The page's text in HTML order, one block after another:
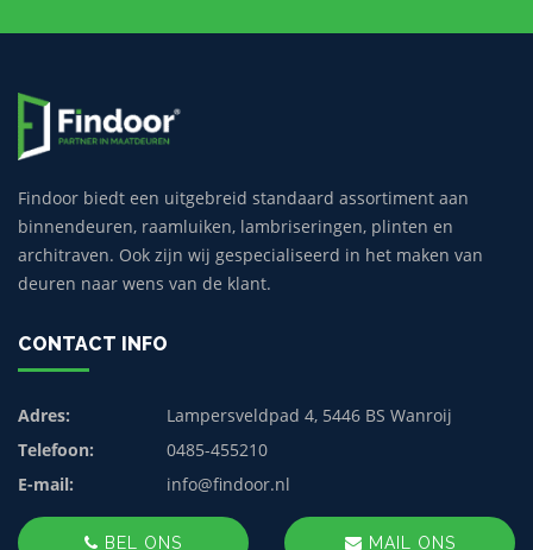
Findoor biedt een uitgebreid standaard assortiment aan
binnendeuren, raamluiken, lambriseringen, plinten en
architraven. Ook zijn wij gespecialiseerd in het maken van
deuren naar wens van de klant.
CONTACT INFO
Adres:
Lampersveldpad 4, 5446 BS Wanroij
Telefoon:
0485-455210
E-mail:
info@findoor.nl
BEL ONS MAIL ONS